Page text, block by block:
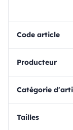
Code article
Producteur
Catégorie
Tailles